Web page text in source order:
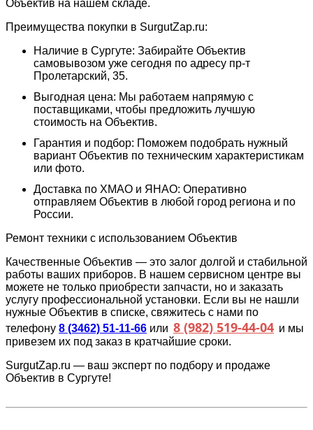
Объектив на нашем складе.
Преимущества покупки в SurgutZap.ru:
Наличие в Сургуте: Забирайте Объектив
самовывозом уже сегодня по адресу пр-т
Пролетарский, 35.
Выгодная цена: Мы работаем напрямую с
поставщиками, чтобы предложить лучшую
стоимость на Объектив.
Гарантия и подбор: Поможем подобрать нужный
вариант Объектив по техническим характеристикам
или фото.
Доставка по ХМАО и ЯНАО: Оперативно
отправляем Объектив в любой город региона и по
России.
Ремонт техники с использованием Объектив
Качественные Объектив — это залог долгой и стабильной
работы ваших приборов. В нашем сервисном центре вы
можете не только приобрести запчасти, но и заказать
услугу профессиональной установки. Если вы не нашли
нужные Объектив в списке, свяжитесь с нами по
телефону 8 (3462) 51-11-66 или 8 (982) 519-44-04 и мы
привезем их под заказ в кратчайшие сроки.
SurgutZap.ru — ваш эксперт по подбору и продаже
Объектив в Сургуте!